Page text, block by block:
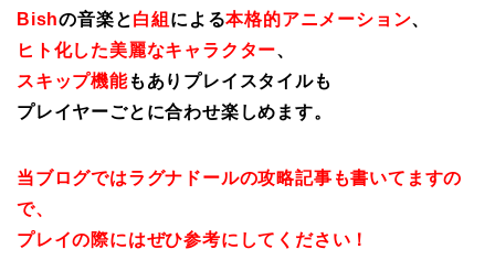
Bishの音楽と白組 による本格的アニメーション、
ヒト化した美麗なキャラクター、
スキップ機能もありプレイスタイルも
プレイヤーごとに合わせ楽しめます。
当ブログではラグナドールの攻略記事も書いてますの
で、
プレイの際にはぜひ参考にしてください！